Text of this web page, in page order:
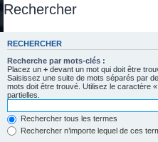
Rechercher
RECHERCHER
Recherche par mots-clés :
Placez un + devant un mot qui doit être
Saisissez une suite de mots séparés par
mots doit être trouvé. Utilisez le caractère
partielles.
Rechercher tous les termes
Rechercher n’importe lequel de ces